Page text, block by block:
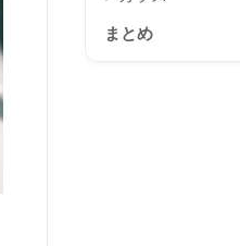
まとめ